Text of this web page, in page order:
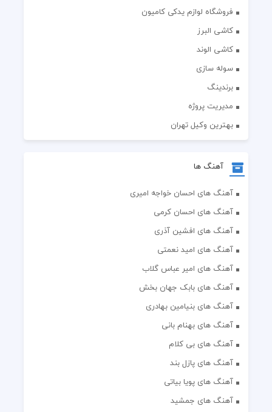
فروشگاه لوازم یدکی کامیون
کاشی البرز
کاشی الوند
سوله سازی
برندینگ
مدیریت پروژه
بهترین وکیل تهران
آهنگ ها
آهنگ های احسان خواجه امیری
آهنگ های احسان کرمی
آهنگ های افشین آذری
آهنگ های امید نعمتی
آهنگ های امیر عباس گلاب
آهنگ های بابک جهان بخش
آهنگ های بنیامین بهادری
آهنگ های بهنام بانی
آهنگ های بی کلام
آهنگ های پازل بند
آهنگ های پویا بیاتی
آهنگ های جمشید